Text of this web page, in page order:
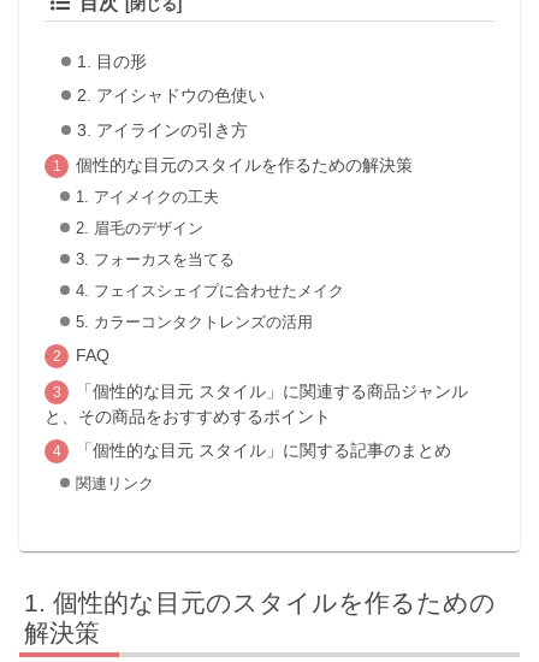
1. 目の形
2. アイシャドウの色使い
3. アイラインの引き方
個性的な目元のスタイルを作るための解決策
1. アイメイクの工夫
2. 眉毛のデザイン
3. フォーカスを当てる
4. フェイスシェイプに合わせたメイク
5. カラーコンタクトレンズの活用
FAQ
「個性的な目元 スタイル」に関連する商品ジャンル
と、その商品をおすすめするポイント
「個性的な目元 スタイル」に関する記事のまとめ
関連リンク
個性的な目元のスタイルを作るための
解決策